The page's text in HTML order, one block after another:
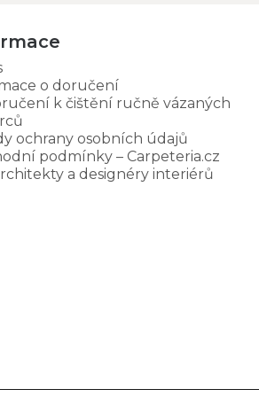
o doručení
k čištění ručně vázaných
ochrany osobních údajů
podmínky – Carpeteria.cz
a designéry interiérů